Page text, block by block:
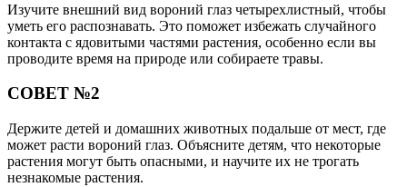
Изучите внешний вид вороний глаз четырехлистный, чтобы
уметь его распознавать. Это поможет избежать случайного
контакта с ядовитыми частями растения, особенно если вы
проводите время на природе или собираете травы.
СОВЕТ №2
Держите детей и домашних животных подальше от мест, где
может расти вороний глаз. Объясните детям, что некоторые
растения могут быть опасными, и научите их не трогать
незнакомые растения.